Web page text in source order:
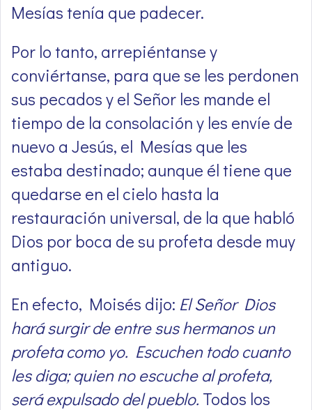
Mesías tenía que padecer.
Por lo tanto, arrepiéntanse y
conviértanse, para que se les perdonen
sus pecados y el Señor les mande el
tiempo de la consolación y les envíe de
nuevo a Jesús, el Mesías que les
estaba destinado; aunque él tiene que
quedarse en el cielo hasta la
restauración universal, de la que habló
Dios por boca de su profeta desde muy
antiguo.
En efecto, Moisés dijo: El Señor Dios
hará surgir de entre sus hermanos un
profeta como yo. Escuchen todo cuanto
les diga; quien no escuche al profeta,
será expulsado del pueblo. Todos los